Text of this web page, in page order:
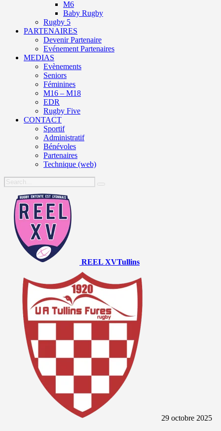
M6
Baby Rugby
Rugby 5
PARTENAIRES
Devenir Partenaire
Evénement Partenaires
MEDIAS
Evènements
Seniors
Féminines
M16 – M18
EDR
Rugby Five
CONTACT
Sportif
Administratif
Bénévoles
Partenaires
Technique (web)
REEL XVTullins
29 octobre 2025